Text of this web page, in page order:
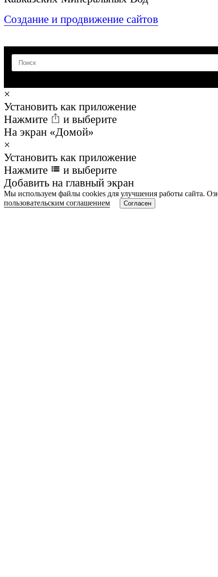
Создание и продвижение сайтов
×
Установить как приложение
Нажмите
и выберите
На экран «Домой»
×
Установить как приложение
Нажмите
и выберите
Добавить на главный экран
Мы используем файлы cookies для улучшения работы сайта.
пользовательским соглашением
Согласен